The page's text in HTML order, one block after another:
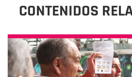
CONTENIDOS